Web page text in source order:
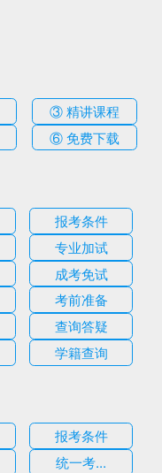
③ 精讲课程
⑥ 免费下载
报考条件
专业加试
成考免试
考前准备
查询答疑
学籍查询
报考条件
统一考...